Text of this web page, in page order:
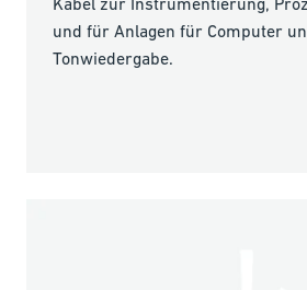
und für Anlagen für Computer
Tonwiedergabe.